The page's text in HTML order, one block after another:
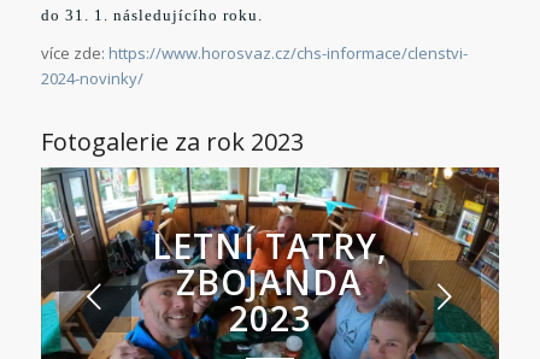
do 31. 1. následujícího roku.
více zde: https://www.horosvaz.cz/chs-informace/clenstvi-
2024-novinky/
Fotogalerie za rok 2023
LETNÍ TATRY,
ZBOJANDA
2023
Next